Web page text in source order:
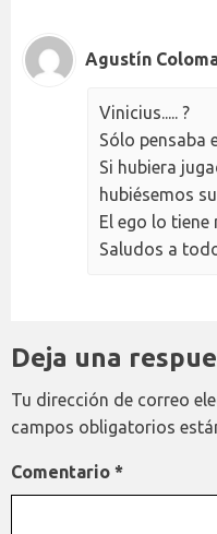
Agustín
Vinicius..... ?
Sólo pensaba
Si hubiera
hubiésemos
El ego lo tiene
Saludos a
Deja una
Tu dirección de correo
campos obligatorios
Comentario *